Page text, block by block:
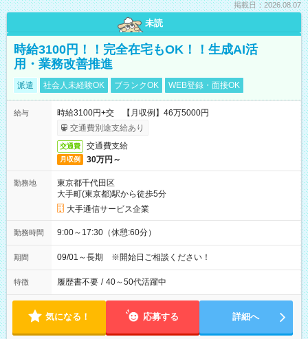
掲載日：2026.08.07
未読
時給3100円！！完全在宅もOK！！生成AI活
用・業務改善推進
派遣 社会人未経験OK ブランクOK WEB登録・面接OK
給与
時給3100円+交 【月収例】46万5000円
交通費別途支給あり
交通費 交通費支給
月収例 30万円～
勤務地
東京都千代田区
大手町(東京都)駅から徒歩5分
大手通信サービス企業
勤務時間 9:00～17:30（休憩:60分）
期間 09/01～長期 ※開始日ご相談ください！
特徴 履歴書不要 / 40～50代活躍中
気になる！ 応募する 詳細へ